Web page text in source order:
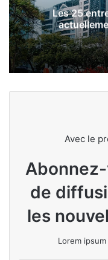
Les 25
Avec le
de
les
Lorem